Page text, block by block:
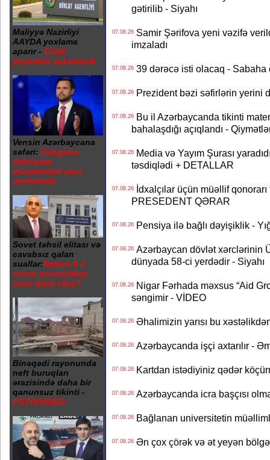
Maliyyə Nazirliyi
AAYDA yoxlama
aparır - Ciddi
yeyintilər aşkarlanıb
Vensin Azərbaycana
səfəri: Zəngəzur
dəhlizinin
müzakirələri yeni
mərhələdə
Sovet təhsil elitası və
cavabsız qalan
suallar:Rektor 6 il
sonra universitetə
necə daxil olub?
Binəqədi rayonunda
neft buruqları
ərazisində daha bir
qanunsuz tikinti -
FOTO/VİDEO
gətirilib - Siyahı
07.08.26Samir Şərifova yeni vəzifə
imzaladı
07.08.2639 dərəcə isti olacaq - Sabaha
07.08.26Prezident bəzi səfirlərin yerini
07.08.26Bu il Azərbaycanda tikinti
bahalaşdığı açıqlandı -
07.08.26Media və Yayım Şurası
təsdiqlədi + DETALLAR
07.08.26İdxalçılar üçün müəllif
PRESEDENT QƏRAR
07.08.26Pensiya ilə bağlı dəyişiklik -
07.08.26Azərbaycan dövlət xərclərinin
dünyada 58-ci yerdədir - Siyahı
07.08.26Nigar Fərhada məxsus “Aid
səngimir - VİDEO
07.08.26Əhalimizin yarısı bu
07.08.26Azərbaycanda işçi axtarılır -
07.08.26Kartdan istədiyiniz qədər
07.08.26Azərbaycanda icra başçısı
07.08.26Bağlanan universitetin
07.08.26Ən çox çörək və ət yeyən